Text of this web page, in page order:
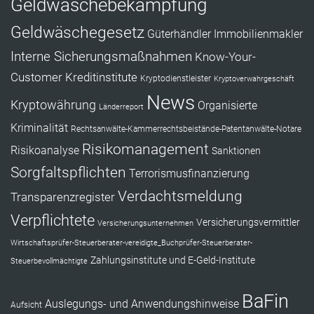
Geldwäschebekämpfung
Geldwäschegesetz Güterhändler Immobilienmakler
Interne Sicherungsmaßnahmen Know-Your-
Customer Kreditinstitute Kryptodienstleister Kryptoverwahrgeschäft
Kryptowährung Länderreport News Organisierte
Kriminalität Rechtsanwälte-Kammerrechtsbeistände-Patentanwälte-Notare
Risikoanalyse Risikomanagement Sanktionen
Sorgfaltspflichten Terrorismusfinanzierung
Transparenzregister Verdachtsmeldung
Verpflichtete Versicherungsunternehmen Versicherungsvermittler
Wirtschaftsprüfer-Steuerberater-vereidigte_Buchprüfer-Steuerberater-
Steuerbevollmächtigte Zahlungsinstitute und E-Geld-Institute
Aufsicht Auslegungs- und Anwendungshinweise BaFin